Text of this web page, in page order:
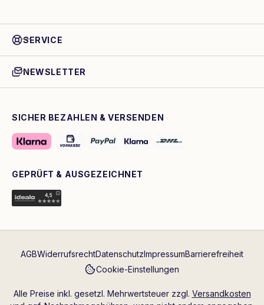
SERVICE
NEWSLETTER
SICHER BEZAHLEN & VERSENDEN
GEPRÜFT & AUSGEZEICHNET
AGBWiderrufsrechtDatenschutzImpressumBarrierefreiheit
Cookie-Einstellungen
Alle Preise inkl. gesetzl. Mehrwertsteuer zzgl. Versandkosten